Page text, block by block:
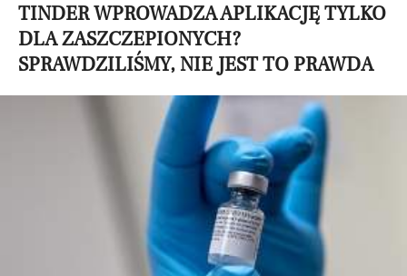
TINDER WPROWADZA APLIKACJĘ TYLKO
DLA ZASZCZEPIONYCH?
SPRAWDZILIŚMY, NIE JEST TO PRAWDA